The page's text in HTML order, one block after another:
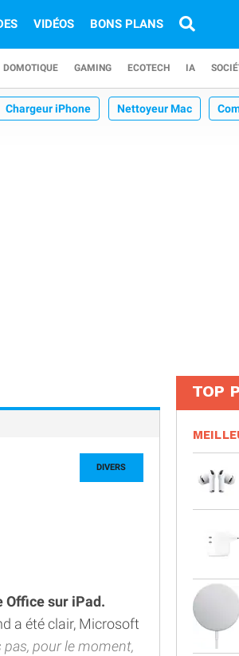
VIDÉOS BONS PLANS
DOMOTIQUE GAMING ECOTECH IA
Chargeur iPhone Nettoyeur Mac
DIVERS
Office sur iPad.
a été clair, Microsoft
pour le moment,
TOP